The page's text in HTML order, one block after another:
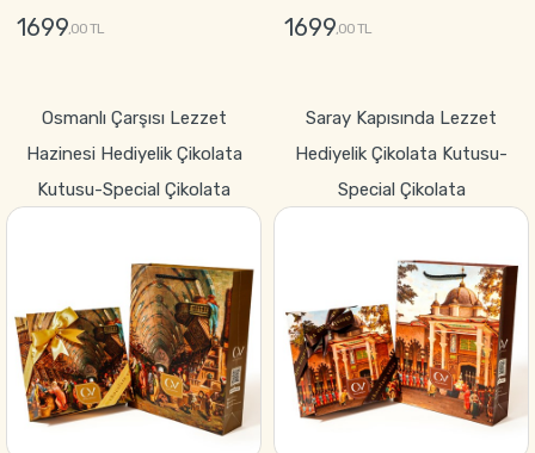
1699,00 TL 1699,00 TL
Osmanlı Çarşısı Lezzet
Hazinesi Hediyelik Çikolata
Kutusu-Special Çikolata
Saray Kapısında Lezzet
Hediyelik Çikolata Kutusu-
Special Çikolata